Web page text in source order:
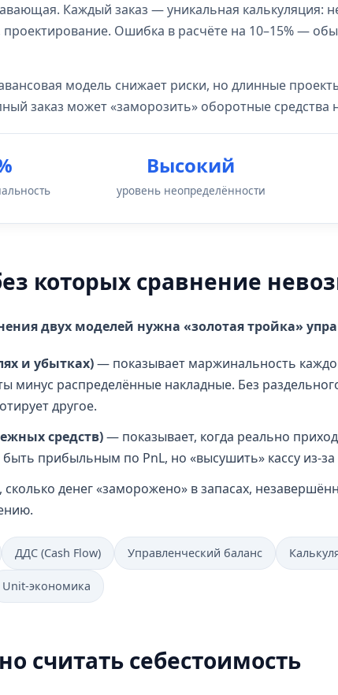
Каждый заказ — уникальная калькуляция:
проектирование. Ошибка в расчёте на 10–15% —
модель снижает риски, но длинные
заказ может «заморозить» оборотные средства
Высокий
уровень неопределённости
которых сравнение
двух моделей нужна «золотая тройка»
и убытках)— показывает маржинальность
минус распределённые накладные. Без
другое.
средств)— показывает, когда реально
прибыльным по PnL, но «высушить» кассу из-
денег «заморожено» в запасах,
ДДС (Cash Flow) Управленческий баланс
Unit-экономика
считать себестоимость